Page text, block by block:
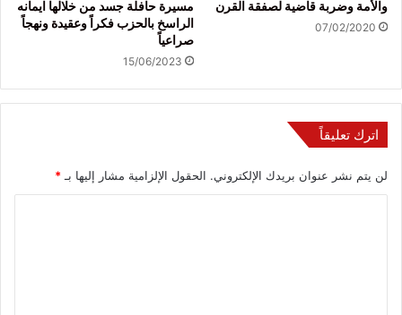
والأمة وضربة قاضية لصفقة القرن
07/02/2020
مسيرة حافلة جسد من خلالها ايمانه
الراسخ بالحزب فكراً وعقيدة ونهجاً
صراعياً
15/06/2023
اترك تعليقاً
لن يتم نشر عنوان بريدك الإلكتروني. الحقول الإلزامية مشار إليها بـ*